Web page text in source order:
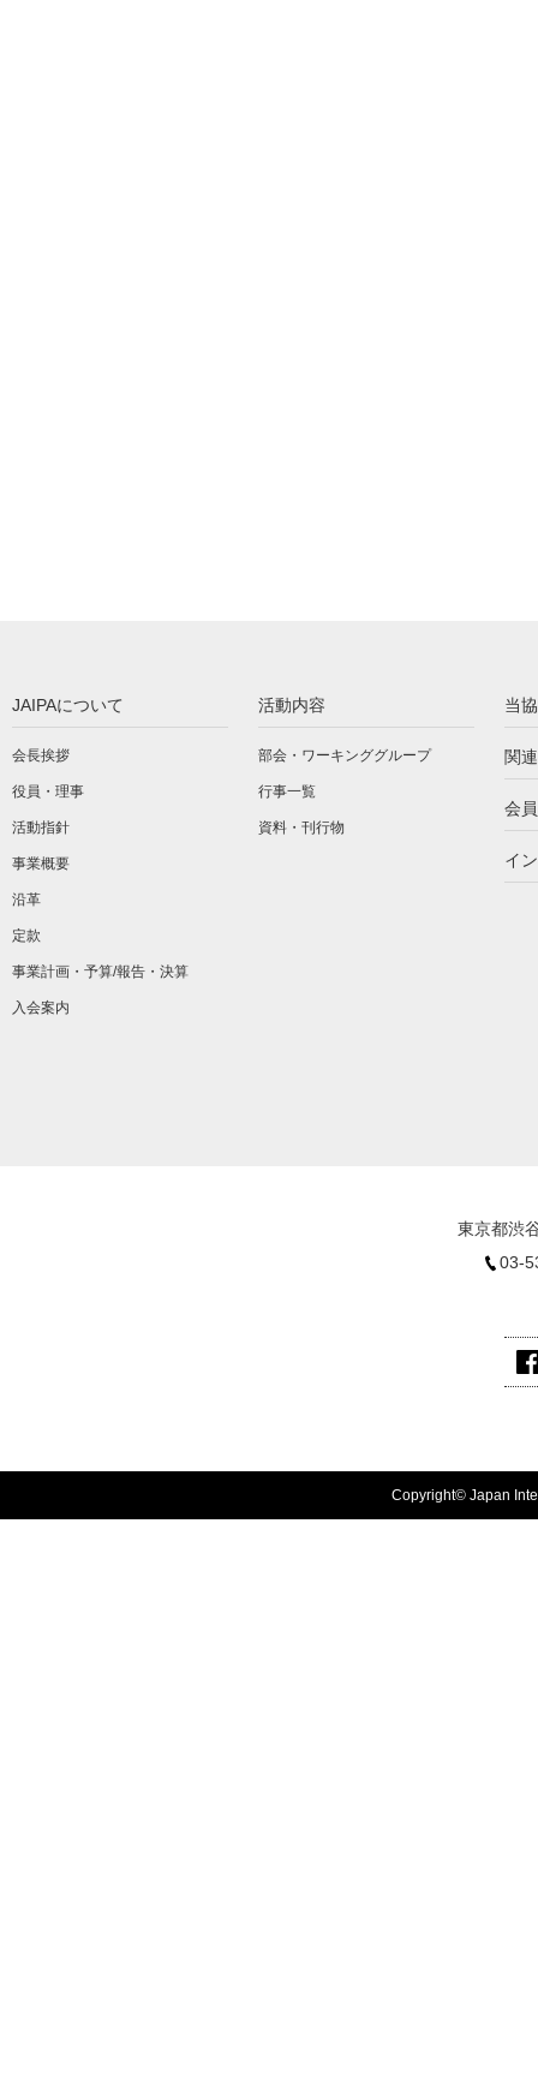
JAIPAについて
会長挨拶
役員・理事
活動指針
事業概要
沿革
定款
事業計画・予算/報告・決算
入会案内
活動内容
部会・ワーキンググループ
行事一覧
資料・刊行物
当
関
会
イ
東京都渋
03-
Copyright© Japan